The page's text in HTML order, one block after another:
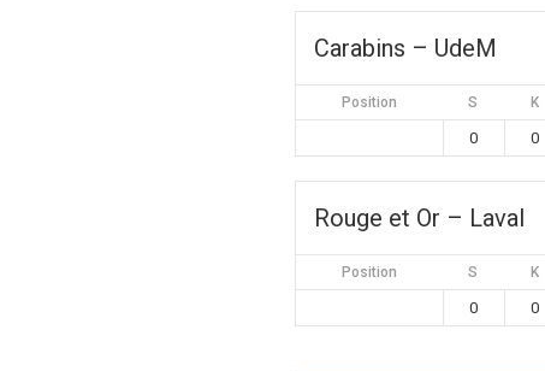
Carabins – UdeM
Position S K
0 0
Rouge et Or – Laval
Position S K
0 0